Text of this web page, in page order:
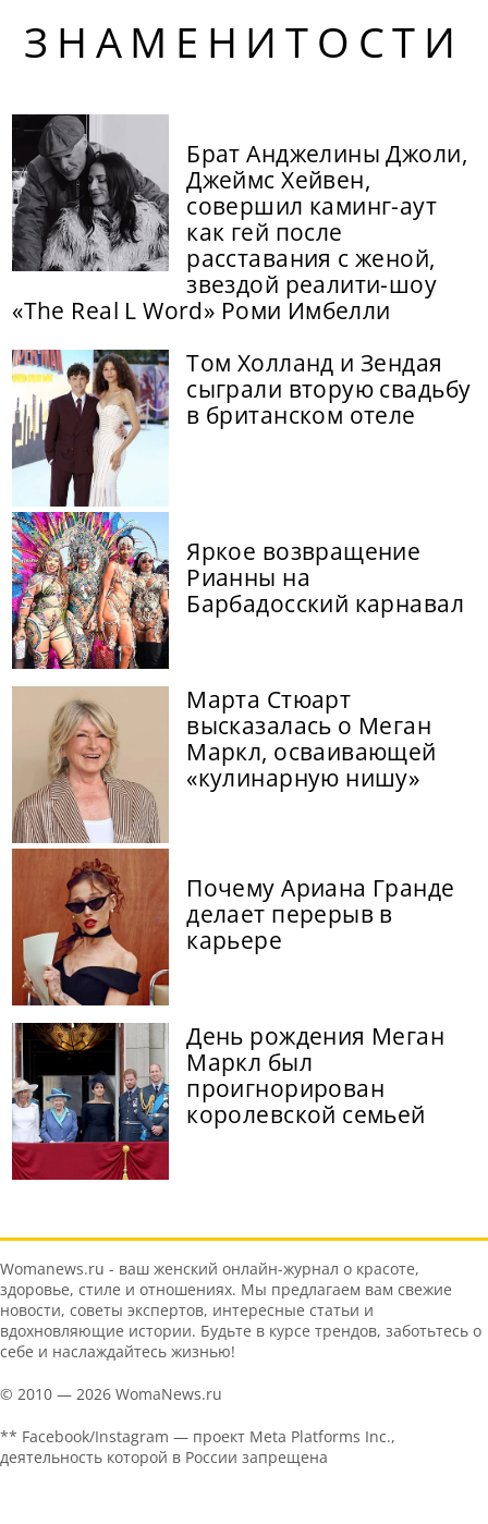
ЗНАМЕНИТОСТИ
Брат Анджелины Джоли,
Джеймс Хейвен,
совершил каминг-аут
как гей после
расставания с женой,
звездой реалити-шоу
«The Real L Word» Роми Имбелли
Том Холланд и Зендая
сыграли вторую свадьбу
в британском отеле
Яркое возвращение
Рианны на
Барбадосский карнавал
Марта Стюарт
высказалась о Меган
Маркл, осваивающей
«кулинарную нишу»
Почему Ариана Гранде
делает перерыв в
карьере
День рождения Меган
Маркл был
проигнорирован
королевской семьей
Womanews.ru - ваш женский онлайн-журнал о красоте,
здоровье, стиле и отношениях. Мы предлагаем вам свежие
новости, советы экспертов, интересные статьи и
вдохновляющие истории. Будьте в курсе трендов, заботьтесь о
себе и наслаждайтесь жизнью!
© 2010 — 2026 WomaNews.ru
** Facebook/Instagram — проект Meta Platforms Inc.,
деятельность которой в России запрещена